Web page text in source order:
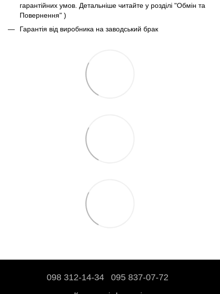
гарантійних умов. Детальніше читайте у розділі "Обмін та
Повернення" )
Гарантія від виробника на заводський брак
098 312-14-34 095 837-07-72